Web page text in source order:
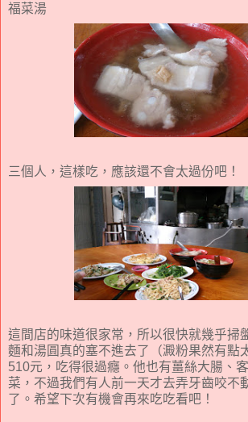
福菜湯
三個人，這樣吃，應該還不會太過份吧！
這間店的味道很家常，所以很快就幾乎掃
麵和湯圓真的塞不進去了（澱粉果然有點
510元，吃得很過癮。他也有薑絲大腸、
菜，不過我們有人前一天才去弄牙齒咬不
了。希望下次有機會再來吃吃看吧！